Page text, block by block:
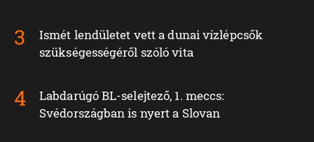
Ismét lendületet vett a dunai vízlépcsők
szükségességéről szóló vita
Labdarúgó BL-selejtező, 1. meccs:
Svédországban is nyert a Slovan